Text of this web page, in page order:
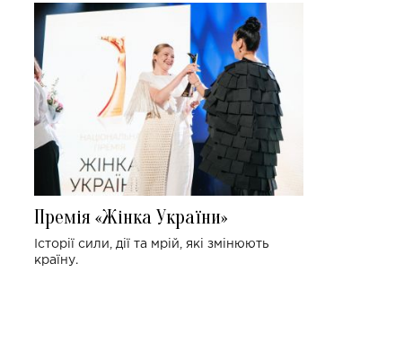
Премія «Жінка України»
Історії сили, дії та мрій, які змінюють
країну.